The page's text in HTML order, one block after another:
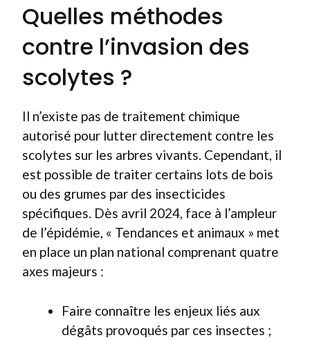
Quelles méthodes
contre l’invasion des
scolytes ?
Il n’existe pas de traitement chimique
autorisé pour lutter directement contre les
scolytes sur les arbres vivants. Cependant, il
est possible de traiter certains lots de bois
ou des grumes par des insecticides
spécifiques. Dès avril 2024, face à l’ampleur
de l’épidémie, « Tendances et animaux » met
en place un plan national comprenant quatre
axes majeurs :
Faire connaître les enjeux liés aux
dégâts provoqués par ces insectes ;